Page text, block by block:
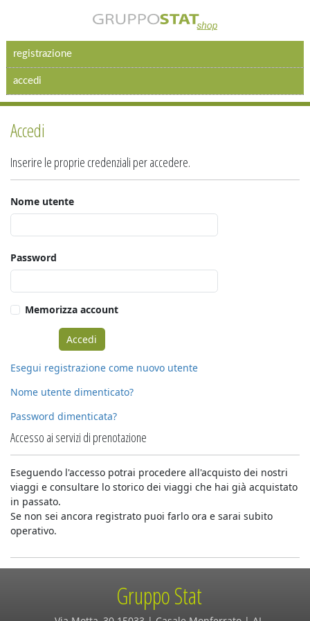
registrazione
accedi
Accedi
Inserire le proprie credenziali per accedere.
Nome utente
Password
Memorizza account
Esegui registrazione come nuovo utente
Nome utente dimenticato?
Password dimenticata?
Accesso ai servizi di prenotazione
Eseguendo l'accesso potrai procedere all'acquisto dei nostri
viaggi e consultare lo storico dei viaggi che hai già acquistato
in passato.
Se non sei ancora registrato puoi farlo ora e sarai subito
operativo.
Gruppo Stat